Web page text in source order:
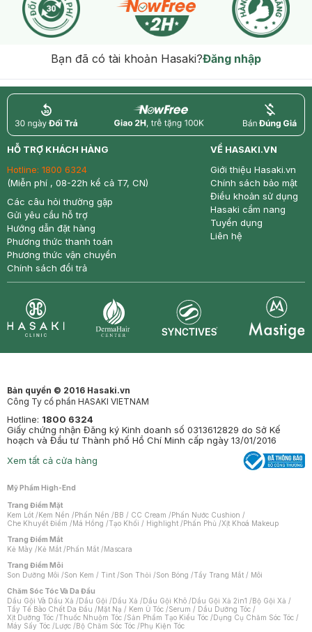
Bạn đã có tài khoản Hasaki?Đăng nhập
return nowfree price
HỖ TRỢ KHÁCH HÀNG
Hotline: 1800 6324
(Miễn phí , 08-22h kể cả T7, CN)
Các câu hỏi thường gặp
Gửi yêu cầu hỗ trợ
Hướng dẫn đặt hàng
Phương thức thanh toán
Phương thức vận chuyển
Chính sách đổi trả
VỀ HASAKI.VN
Giới thiệu Hasaki.vn
Chính sách bảo mật
Điều khoản sử dụng
Hasaki cẩm nang
Tuyển dụng
Liên hệ
Bản quyền © 2016 Hasaki.vn
Công Ty cổ phần HASAKI VIETNAM
Hotline: 1800 6324
Giấy chứng nhận Đăng ký Kinh doanh số 0313612829 do Sở Kế
hoạch và Đầu tư Thành phố Hồ Chí Minh cấp ngày 13/01/2016
Xem tất cả cửa hàng
Mỹ Phẩm High-End
Trang Điểm Mặt
Kem Lót /Kem Nền /Phấn Nền /BB / CC Cream /Phấn Nước Cushion /
Che Khuyết Điểm /Má Hồng /Tạo Khối / Highlight /Phấn Phủ /Xịt Khoá Makeup
Trang Điểm Mắt
Kẻ Mày /Kẻ Mắt /Phấn Mắt /Mascara
Trang Điểm Môi
Son Dưỡng Môi /Son Kem / Tint /Son Thỏi /Son Bóng /Tẩy Trang Mắt / Môi
Chăm Sóc Tóc Và Da Đầu
Dầu Gội Và Dầu Xả /Dầu Gội /Dầu Xả /Dầu Gội Khô /Dầu Gội Xả 2in1 /Bộ Gội Xả /
Tẩy Tế Bào Chết Da Đầu /Mặt Nạ / Kem Ủ Tóc /Serum / Dầu Dưỡng Tóc /
Xịt Dưỡng Tóc /Thuốc Nhuộm Tóc /Sản Phẩm Tạo Kiểu Tóc /Dụng Cụ Chăm Sóc Tóc /
Máy Sấy Tóc /Lược /Bộ Chăm Sóc Tóc /Phụ Kiện Tóc